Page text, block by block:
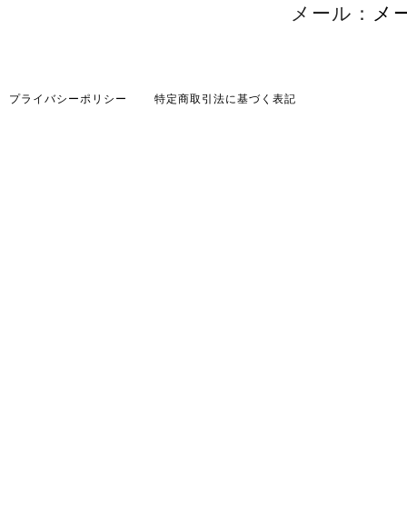
メール： メ
プライバシーポリシー 特定商取引法に基づく表記